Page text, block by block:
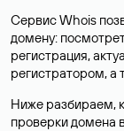
Сервис Whois
домену:
регистрация,
регистратором, а
Ниже разбираем,
проверки домена